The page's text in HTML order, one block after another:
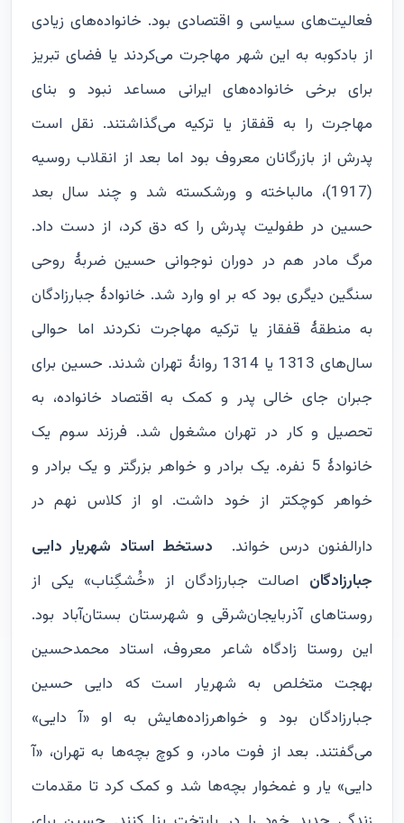
فعالیت‌های سیاسی و اقتصادی بود. خانواده‌های زیادی
از بادکوبه به این شهر مهاجرت می‌کردند یا فضای تبریز
برای برخی خانواده‌های ایرانی مساعد نبود و بنای
مهاجرت را به قفقاز یا ترکیه می‌گذاشتند. نقل است
پدرش از بازرگانان معروف بود اما بعد از انقلاب روسیه
(1917)، مالباخته و ورشکسته شد و چند سال بعد
حسین در طفولیت پدرش را که دق کرد، از دست داد.
مرگ مادر هم در دوران نوجوانی حسین ضربۀ روحی
سنگین دیگری بود که بر او وارد شد. خانوادۀ جبارزادگان
به منطقۀ قفقاز یا ترکیه مهاجرت نکردند اما حوالی
سال‌های 1313 یا 1314 روانۀ تهران شدند. حسین برای
جبران جای خالی پدر و کمک به اقتصاد خانواده، به
تحصیل و کار در تهران مشغول شد. فرزند سوم یک
خانوادۀ 5 نفره. یک برادر و خواهر بزرگتر و یک برادر و
خواهر کوچکتر از خود داشت. او از کلاس نهم در
دارالفنون درس خواند.
دستخط استاد شهریار دایی
جبارزادگان اصالت جبارزادگان از «خُشگِناب» یکی از
روستاهای آذربایجان‌شرقی و شهرستان بستان‌آباد بود.
این روستا زادگاه شاعر معروف، استاد محمدحسین
بهجت متخلص به شهریار است که دایی حسین
جبارزادگان بود و خواهرزاده‌هایش به او «آ دایی»
می‌گفتند. بعد از فوت مادر، و کوچ بچه‌ها به تهران، «آ
دایی» یار و غمخوار بچه‌ها شد و کمک کرد تا مقدمات